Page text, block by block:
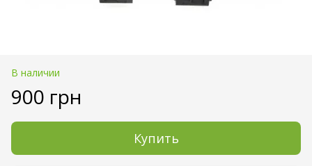
В наличии
900 грн
Купить